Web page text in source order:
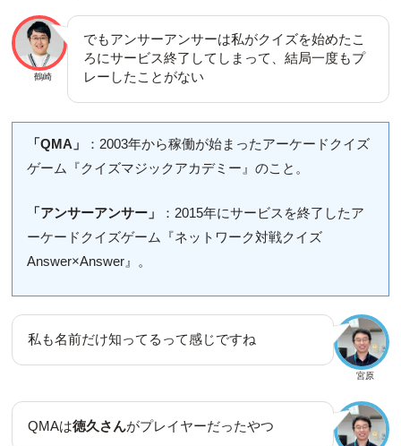
鶴崎
でもアンサーアンサーは私がクイズを始めたこ
ろにサービス終了してしまって、結局一度もプ
レーしたことがない
「QMA」
：2003年から稼働が始まったアーケードクイズ
ゲーム『クイズマジックアカデミー』のこと。
「アンサーアンサー」
：2015年にサービスを終了したア
ーケードクイズゲーム『ネットワーク対戦クイズ
Answer×Answer』。
宮原
私も名前だけ知ってるって感じですね
QMAは徳久さんがプレイヤーだったやつ